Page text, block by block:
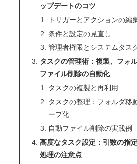
ップデートのコツ
トリガーとアクションの編
条件と設定の見直し
管理者権限とシステムタス
タスクの管理術：複製、フォ
ファイル削除の自動化
タスクの複製と再利用
タスクの整理：フォルダ移
ープ化
自動ファイル削除の実践例
高度なタスク設定：引数の指
処理の注意点